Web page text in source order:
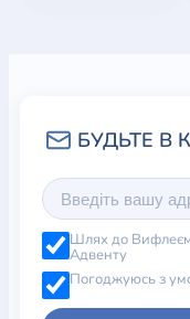
Шлях до
Адвенту
Погоджуюсь з